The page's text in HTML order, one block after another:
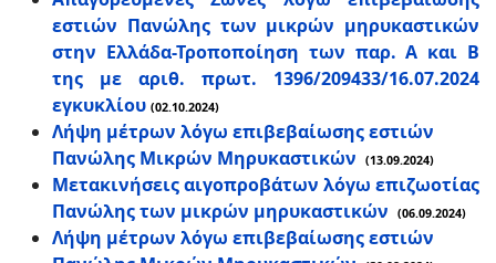
εστιών Πανώλης των μικρών μηρυκαστικών
στην Ελλάδα-Τροποποίηση των παρ. Α και Β
της με αριθ. πρωτ. 1396/209433/16.07.2024
εγκυκλίου (02.10.2024)
Λήψη μέτρων λόγω επιβεβαίωσης εστιών
Πανώλης Μικρών Μηρυκαστικών
(13.09.2024)
Μετακινήσεις αιγοπροβάτων λόγω επιζωοτίας
Πανώλης των μικρών μηρυκαστικών
(06.09.2024)
Λήψη μέτρων λόγω επιβεβαίωσης εστιών